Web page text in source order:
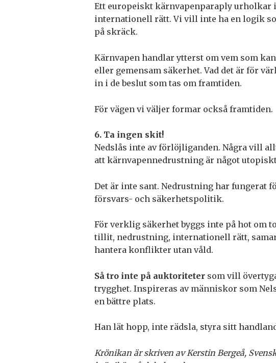
Ett europeiskt kärnvapenparaply urholkar
internationell rätt. Vi vill inte ha en logik
på skräck.
Kärnvapen handlar ytterst om vem som
eller gemensam säkerhet. Vad det är för
in i de beslut som tas om framtiden.
För vägen vi väljer formar också framtiden.
6. Ta ingen skit!
Nedslås inte av förlöjliganden. Några vill
att kärnvapennedrustning är något
Det är inte sant. Nedrustning har fungerat
försvars- och säkerhetspolitik.
För verklig säkerhet byggs inte på hot om
tillit, nedrustning, internationell rätt,
hantera konflikter utan våld.
Så tro inte på auktoritetersom vill
trygghet. Inspireras av människor som
en bättre plats.
Han lät hopp, inte rädsla, styra sitt
Krönikan är skriven av Kerstin Bergeå,